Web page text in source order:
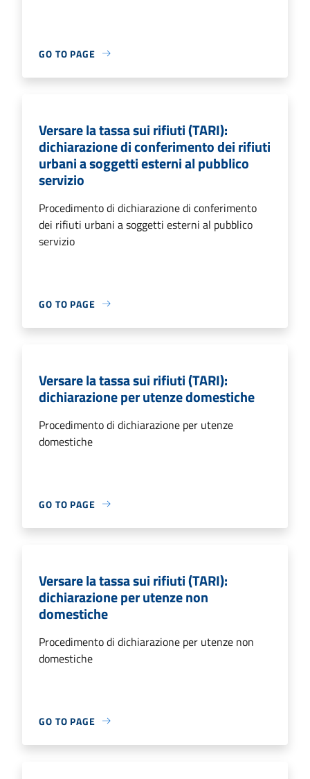
GO TO PAGE
Versare la tassa sui rifiuti (TARI):
dichiarazione di conferimento dei rifiuti
urbani a soggetti esterni al pubblico
servizio
Procedimento di dichiarazione di conferimento
dei rifiuti urbani a soggetti esterni al pubblico
servizio
GO TO PAGE
Versare la tassa sui rifiuti (TARI):
dichiarazione per utenze domestiche
Procedimento di dichiarazione per utenze
domestiche
GO TO PAGE
Versare la tassa sui rifiuti (TARI):
dichiarazione per utenze non
domestiche
Procedimento di dichiarazione per utenze non
domestiche
GO TO PAGE